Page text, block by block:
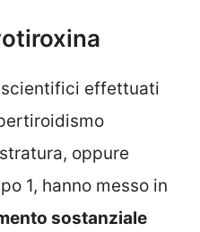
effettuati
oppure
1, hanno messo in
sostanziale